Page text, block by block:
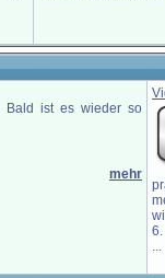
Bald ist es wieder so
mehr
...